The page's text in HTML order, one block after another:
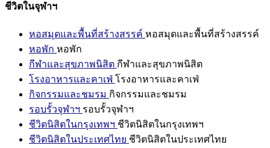
ชีวิตในจุฬาฯ
หอสมุดและพื้นที่สร้างสรรค์ หอสมุดและพื้นที่สร้างสรรค์
หอพัก หอพัก
กีฬาและสุขภาพนิสิต กีฬาและสุขภาพนิสิต
โรงอาหารและคาเฟ่ โรงอาหารและคาเฟ่
กิจกรรมและชมรม กิจกรรมและชมรม
รอบรั้วจุฬาฯ รอบรั้วจุฬาฯ
ชีวิตนิสิตในกรุงเทพฯ ชีวิตนิสิตในกรุงเทพฯ
ชีวิตนิสิตในประเทศไทย ชีวิตนิสิตในประเทศไทย